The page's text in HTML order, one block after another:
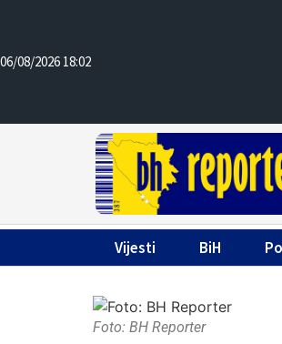
06/08/2026 18:02
Vijesti BiH
Foto: BH Reporter